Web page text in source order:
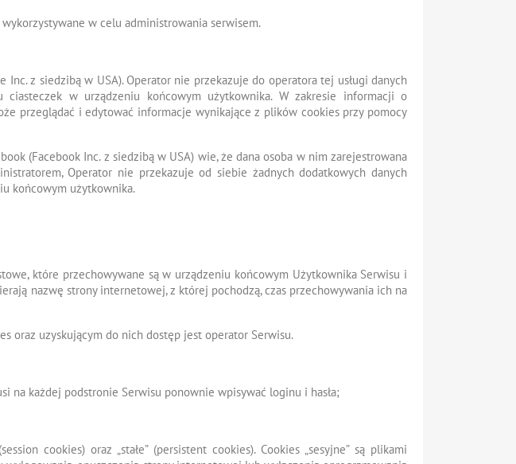
w celu administrowania serwisem.
z siedzibą w USA). Operator nie przekazuje do operatora tej usługi danych
ciasteczek w urządzeniu końcowym użytkownika. W zakresie informacji o
przeglądać i edytować informacje wynikające z plików cookies przy pomocy
(Facebook Inc. z siedzibą w USA) wie, że dana osoba w nim zarejestrowana
Operator nie przekazuje od siebie żadnych dodatkowych danych
końcowym użytkownika.
które przechowywane są w urządzeniu końcowym Użytkownika Serwisu i
nazwę strony internetowej, z której pochodzą, czas przechowywania ich na
oraz uzyskującym do nich dostęp jest operator Serwisu.
na każdej podstronie Serwisu ponownie wpisywać loginu i hasła;
cookies) oraz „stałe” (persistent cookies). Cookies „sesyjne” są plikami